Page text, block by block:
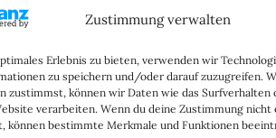
Zustimmung verwalten
Erlebnis zu bieten, verwenden wir
zu speichern und/oder darauf zuzugreifen.
zustimmst, können wir Daten wie das Surfverhalten
verarbeiten. Wenn du deine Zustimmung
können bestimmte Merkmale und Funktionen